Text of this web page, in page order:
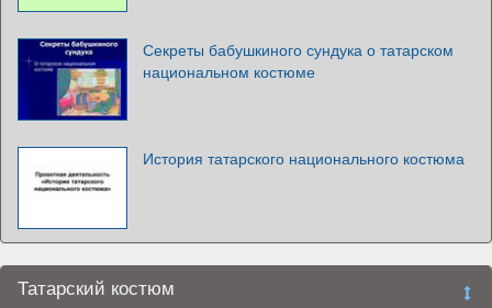
Секреты бабушкиного сундука о татарском
национальном костюме
История татарского национального костюма
Татарский костюм